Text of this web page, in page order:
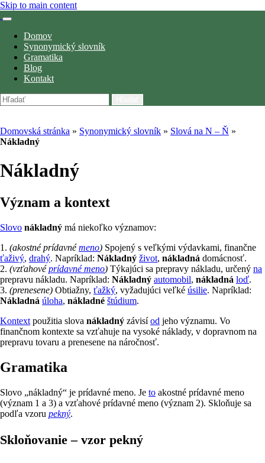
Skip to main content
Domov
Synonymický slovník
Gramatika
Blog
Kontakt
Domovská stránka » Synonymický slovník » Slová na N – Ň »
Nákladný
Nákladný
význam a kontext
Slovo nákladný má niekoľko významov:
1. (akostné prídavnémeno) Spojený s veľkými výdavkami, finančne
ťaživý, drahý. Napríklad: Nákladný život, nákladná domácnosť.
2. (vzťahovéprídavné meno) Týkajúci sa prepravy nákladu, určený na
prepravu nákladu. Napríklad: Nákladný automobil, nákladná loď.
3. (prenesene) Obtiažny, ťažký, vyžadujúci veľké úsilie. Napríklad:
Nákladná úloha, nákladné štúdium.
Kontext použitia slova nákladný závisíod jeho významu. Vo
finančnom kontexte sa vzťahuje na vysoké náklady, v dopravnom na
prepravu tovaru a prenesene na náročnosť.
gramatika
Slovo „nákladný“ je prídavné meno. Je to akostné prídavné meno
(význam 1 a 3) a vzťahové prídavné meno (význam 2). Skloňuje sa
podľa vzoru pekný.
Skloňovanie – vzor pekný